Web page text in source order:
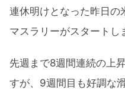
連休明けとなった昨日の
マスラリーがスタートし
先週まで8週間連続の上
すが、9週間目も好調な